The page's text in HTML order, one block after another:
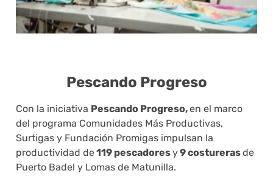
Pescando Progreso
Con la iniciativa Pescando Progreso,en el marco
del programa Comunidades Más Productivas,
Surtigas y Fundación Promigas impulsan la
productividad de119 pescadoresy9 costurerasde
Puerto Badel y Lomas de Matunilla.